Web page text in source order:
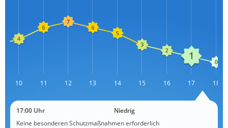
L
10 11 12 13 14 15 16 17 18
17:00 Uhr
Niedrig
Keine besonderen Schutzmaßnahmen erforderlich